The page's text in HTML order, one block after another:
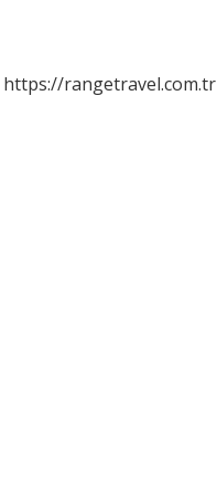
https://rangetravel.com.tr